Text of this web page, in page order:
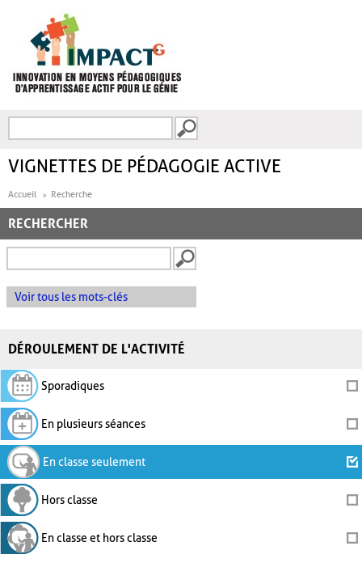
FORMULAIRE DE
VIGNETTES DE PÉDAGOGIE ACTIVE
Accueil Recherche
RECHERCHER
Voir tous les mots-clés
DÉROULEMENT DE L'ACTIVITÉ
Sporadiques
En plusieurs séances
En classe seulement
Hors classe
En classe et hors classe